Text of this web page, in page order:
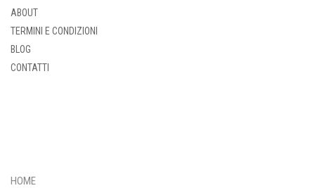
ABOUT
TERMINI E CONDIZIONI
BLOG
CONTATTI
HOME